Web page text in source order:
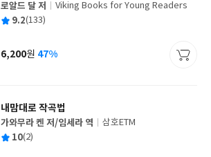
글
쓴
로알드 달 저
출
사
Viking Books for Young Readers
평 9.2(133)
가
6,200원 47%
내맘대로 작곡법
글
쓴
가와무라 켄 저/임세라 역
출
삼호ETM
평 10(2)